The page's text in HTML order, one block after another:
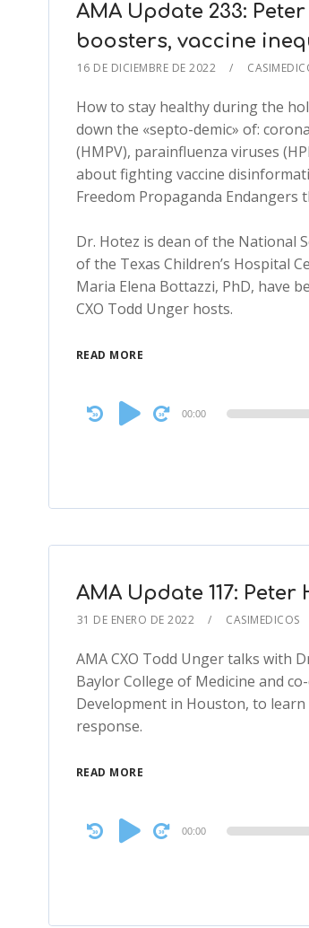
AMA Update 233:
boosters, vaccine
16 DE DICIEMBRE DE 2022
How to stay healthy during the
down the «septo-demic» of:
(HMPV), parainfluenza viruses
about fighting vaccine
Freedom Propaganda Endangers
Dr. Hotez is dean of the National
of the Texas Children’s Hospital
Maria Elena Bottazzi, PhD, have
CXO Todd Unger hosts.
READ MORE
Audio
Player
00:00
AMA Update 117:
31 DE ENERO DE 2022 CASIMEDICOS
AMA CXO Todd Unger talks with
Baylor College of Medicine and
Development in Houston, to
response.
READ MORE
Audio
Player
00:00